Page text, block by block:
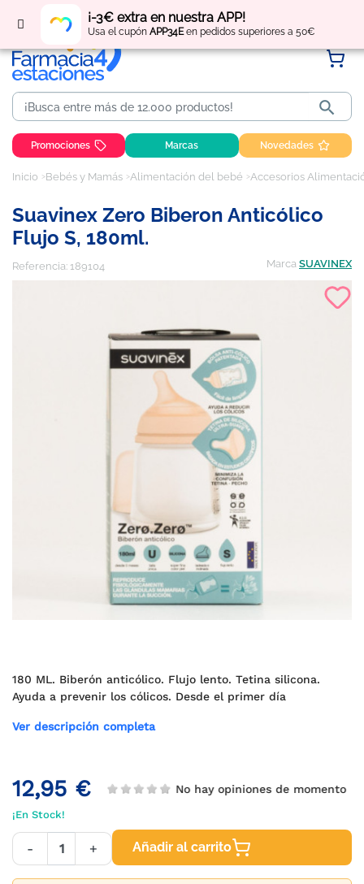
¡-3€ extra en nuestra APP!
Usa el cupón APP34Een pedidos superiores a 50€
Regístratey obtén puntos por tus compras

Promociones Marcas Novedades
Inicio Bebés y Mamás Alimentación del bebé Accesorios
Suavinex Zero Biberon Anticólico
Flujo S, 180ml.
Referencia: 189104 Marca SUAVINEX
180 ML. Biberón anticólico. Flujo lento. Tetina silicona.
Ayuda a prevenir los cólicos. Desde el primer día
Ver descripción completa
12,95 € No hay opiniones de momento
¡En Stock!
- + Añadir al carrito